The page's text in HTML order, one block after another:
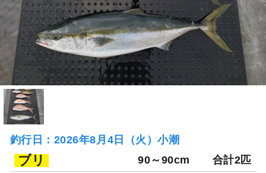
釣行日：2026年8月4日（火）小潮
ブリ 90～90cm 合計2匹